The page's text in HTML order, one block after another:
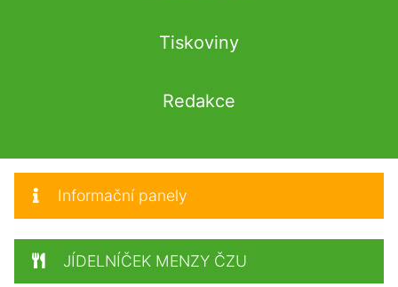
Tiskoviny
Redakce
Informační panely
JÍDELNÍČEK MENZY ČZU